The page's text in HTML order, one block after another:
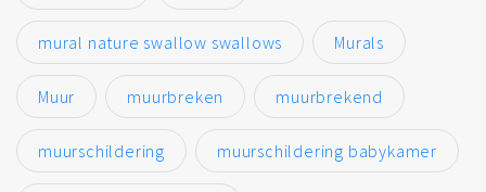
mural nature swallow swallows Murals
Muur muurbreken muurbrekend
muurschildering muurschildering babykamer